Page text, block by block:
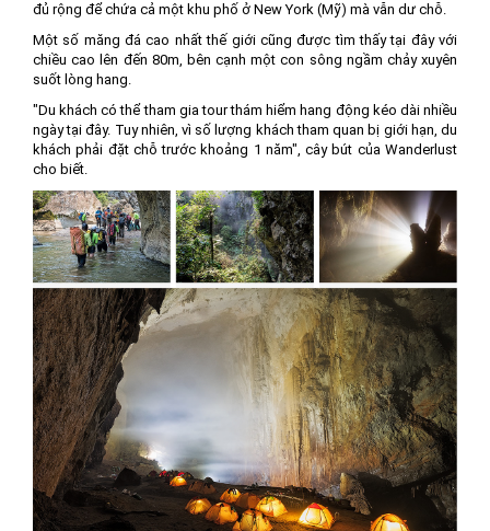
đủ rộng để chứa cả một khu phố ở New York (Mỹ) mà vẫn dư chỗ.
Một số măng đá cao nhất thế giới cũng được tìm thấy tại đây với
chiều cao lên đến 80m, bên cạnh một con sông ngầm chảy xuyên
suốt lòng hang.
"Du khách có thể tham gia tour thám hiểm hang động kéo dài nhiều
ngày tại đây. Tuy nhiên, vì số lượng khách tham quan bị giới hạn, du
khách phải đặt chỗ trước khoảng 1 năm", cây bút của Wanderlust
cho biết.